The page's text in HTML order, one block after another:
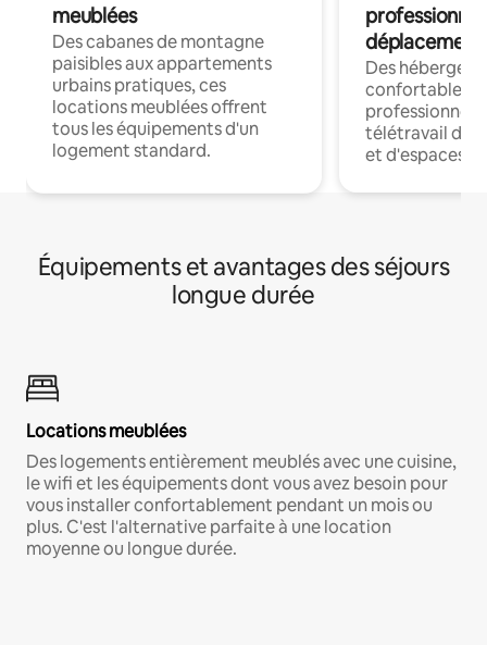
meublées
Des cabanes de montagne
paisibles aux appartements
urbains pratiques, ces
locations meublées offrent
tous les équipements d'un
logement standard.
déplacement
Des
confortables
professionnels
télétravail
et d'espaces
Équipements et avantages des séjours
longue durée
Locations meublées
Des logements entièrement meublés avec une cuisine,
le wifi et les équipements dont vous avez besoin pour
vous installer confortablement pendant un mois ou
plus. C'est l'alternative parfaite à une location
moyenne ou longue durée.